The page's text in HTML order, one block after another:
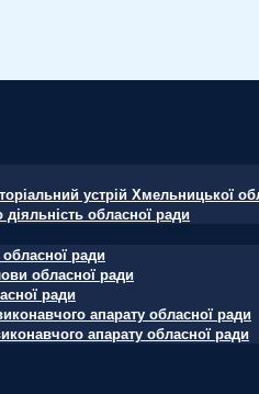
устрій Хмельницької
обласної ради
ради
обласної ради
ради
апарату обласної ради
апарату обласної ради